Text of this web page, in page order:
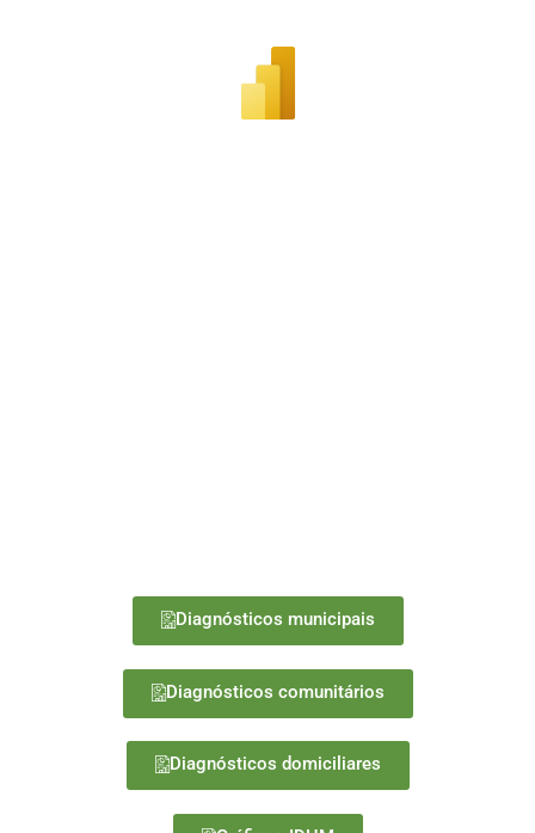
Diagnósticos municipais
Diagnósticos comunitários
Diagnósticos domiciliares